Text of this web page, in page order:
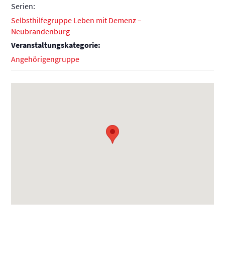
Serien:
Selbsthilfegruppe Leben mit Demenz –
Neubrandenburg
Veranstaltungskategorie:
Angehörigengruppe